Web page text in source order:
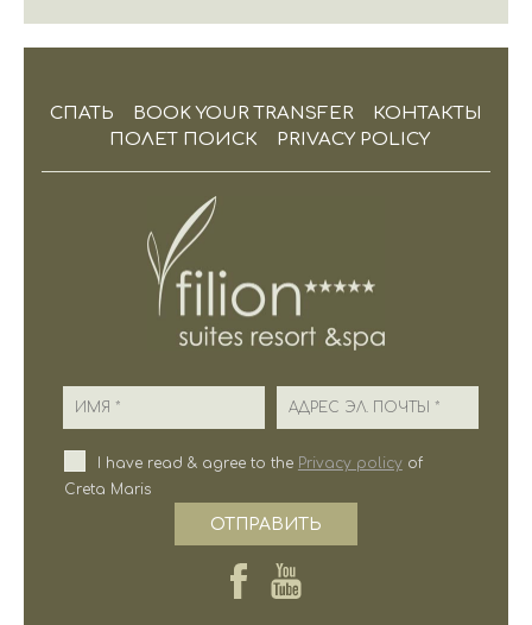
СПАТЬ BOOK YOUR TRANSFER
КОНТАКТЫ
ПОЛЕТ ПОИСК
PRIVACY POLICY
Имя Адрес эл. почты
I have read & agree to the Privacy policyof
Creta Maris
ОТПРАВИТЬ